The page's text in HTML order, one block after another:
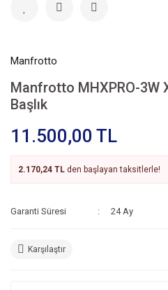
Manfrotto
Manfrotto MHXPRO-3W
Başlık
11.500,00 TL
2.170,24 TL den başlayan taksitlerle!
Garanti Süresi 24 Ay
Karşılaştır